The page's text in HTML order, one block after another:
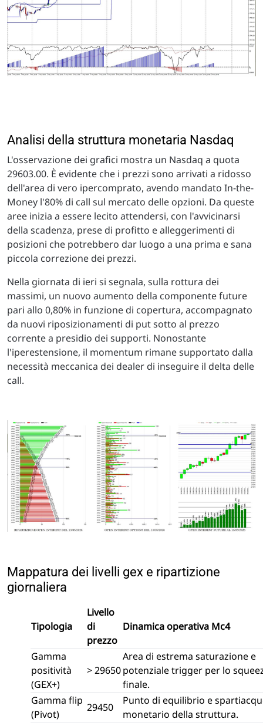
Analisi della struttura monetaria Nasdaq
L'osservazione dei grafici mostra un Nasdaq a quota
29603.00. È evidente che i prezzi sono arrivati a ridosso
dell'area di vero ipercomprato, avendo mandato In-the-
Money l'80% di call sul mercato delle opzioni. Da queste
aree inizia a essere lecito attendersi, con l'avvicinarsi
della scadenza, prese di profitto e alleggerimenti di
posizioni che potrebbero dar luogo a una prima e sana
piccola correzione dei prezzi.
Nella giornata di ieri si segnala, sulla rottura dei
massimi, un nuovo aumento della componente future
pari allo 0,80% in funzione di copertura, accompagnato
da nuovi riposizionamenti di put sotto al prezzo
corrente a presidio dei supporti. Nonostante
l'iperestensione, il momentum rimane supportato dalla
necessità meccanica dei dealer di inseguire il delta delle
call.
Mappatura dei livelli gex e ripartizione
giornaliera
Tipologia
Livello
di
prezzo
Dinamica operativa Mc4
Gamma
positività
(GEX+)
> 29650
Area di estrema saturazione e
potenziale trigger per lo
finale.
Gamma flip
(Pivot)
29450
Punto di equilibrio e
monetario della struttura.